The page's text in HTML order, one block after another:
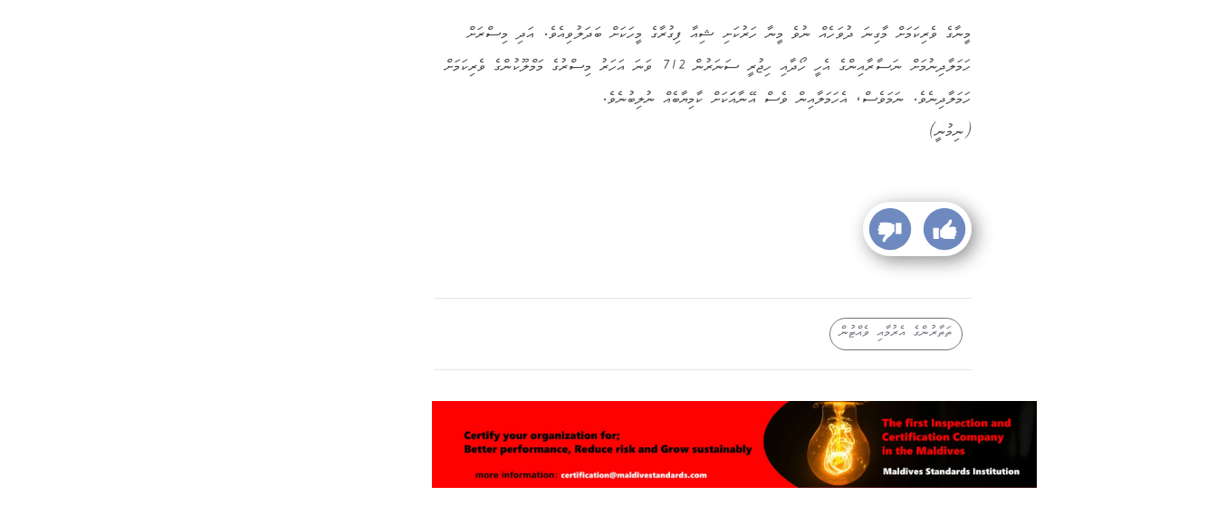
މީނާގެ ވެރިކަމަށް މާގިނަ ދުވަހެއް ނުވެ މީނާ ހަރުކަށި ޝިއާ ފިގުރާގެ މީހަކަށް ބަދަލުވިއެވެ. އަދި މިސްރަށް
ހަމަލާދިނުމަށް ނަސާރާއިންގެ އެހީ ހޯދާއި ހިޖުރީ ސަނަރުން 712 ވަނަ އަހަރު މިސްރުގެ މަމްލޫކުންގެ ވެރިކަމަށް
ހަމަލާދިނެވެ. ނަމަވެސް، އެހަމަލާއިން ވެސް އޭނާއަަކަށް ކާމިޔާބެއް ނުލިބުނެވެ.
(ނިމުނީ)
ތަތާރުންގެ އެރުމާއި ވެއްޓުން